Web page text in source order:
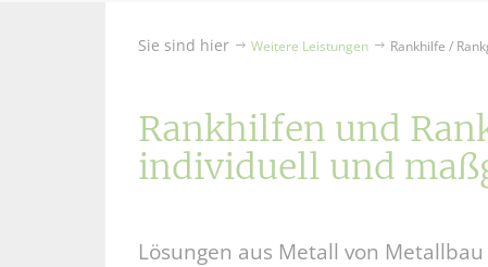
Sie sind hier Weitere Leistungen Rankhilfe /
Rankhilfen und
individuell und
Lösungen aus Metall von